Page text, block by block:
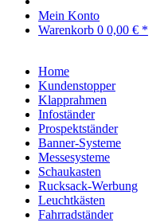
Mein Konto
Warenkorb 0 0,00 € *
Home
Kundenstopper
Klapprahmen
Infoständer
Prospektständer
Banner-Systeme
Messesysteme
Schaukasten
Rucksack-Werbung
Leuchtkästen
Fahrradständer